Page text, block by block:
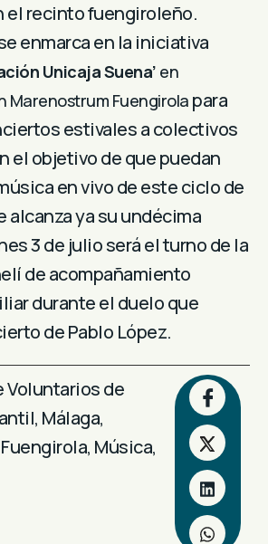
el recinto fuengiroleño.
enmarca en la iniciativa
Unicaja Suena’ en
Marenostrum Fuengirola para
estivales a colectivos
el objetivo de que puedan
en vivo de este ciclo de
alcanza ya su undécima
3 de julio será el turno de la
de acompañamiento
durante el duelo que
de Pablo López.
Voluntarios de
, Málaga,
, Música,